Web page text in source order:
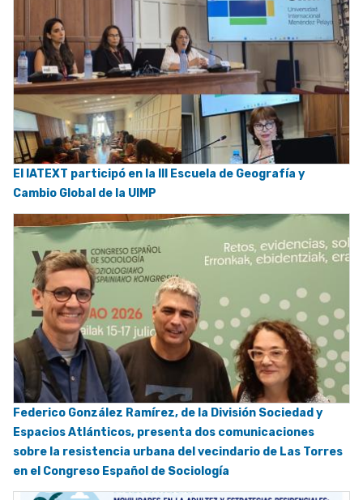
El IATEXT participó en la III Escuela de Geografía y
Cambio Global de la UIMP
Federico González Ramírez, de la División Sociedad y
Espacios Atlánticos, presenta dos comunicaciones
sobre la resistencia urbana del vecindario de Las Torres
en el Congreso Español de Sociología